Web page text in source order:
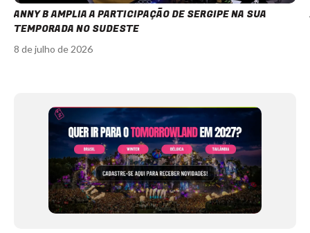
ANNY B AMPLIA A PARTICIPAÇÃO DE SERGIPE NA SUA
TEMPORADA NO SUDESTE
8 de julho de 2026